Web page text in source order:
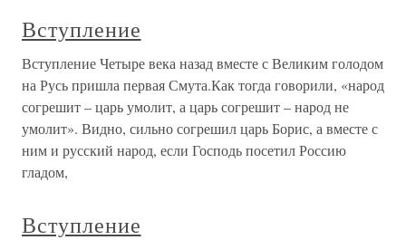
Вступление
Вступление Четыре века назад вместе с Великим голодом
на Русь пришла первая Смута.Как тогда говорили, «народ
согрешит – царь умолит, а царь согрешит – народ не
умолит». Видно, сильно согрешил царь Борис, а вместе с
ним и русский народ, если Господь посетил Россию
гладом,
Вступление